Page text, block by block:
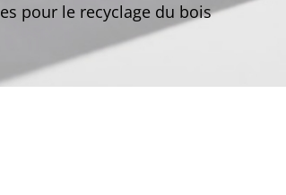
pour le recyclage du bois